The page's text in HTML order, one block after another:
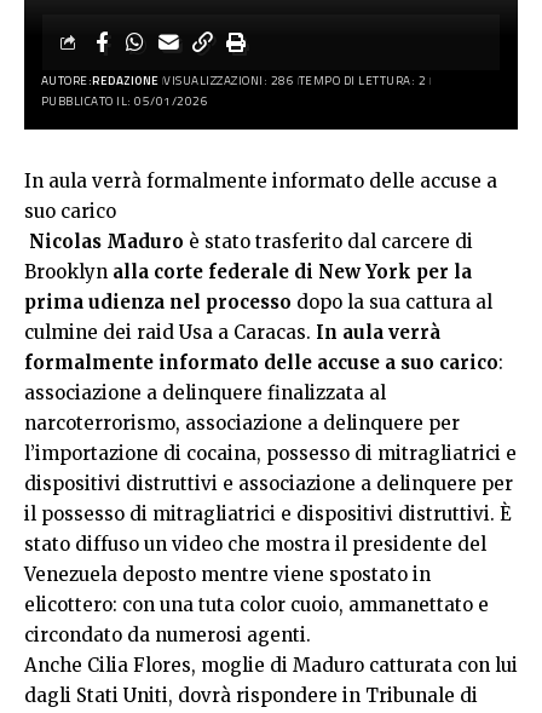
AUTORE:REDAZIONE VISUALIZZAZIONI: 286 TEMPO DI LETTURA: 2
PUBBLICATO IL: 05/01/2026
In aula verrà formalmente informato delle accuse a
suo carico
Nicolas Maduro è stato trasferito dal carcere di
Brooklyn alla corte federale di New York per la
prima udienza nel processo dopo la sua cattura al
culmine dei raid Usa a Caracas. In aula verrà
formalmente informato delle accuse a suo carico:
associazione a delinquere finalizzata al
narcoterrorismo, associazione a delinquere per
l’importazione di cocaina, possesso di mitragliatrici e
dispositivi distruttivi e associazione a delinquere per
il possesso di mitragliatrici e dispositivi distruttivi. È
stato diffuso un video che mostra il presidente del
Venezuela deposto mentre viene spostato in
elicottero: con una tuta color cuoio, ammanettato e
circondato da numerosi agenti.
Anche Cilia Flores, moglie di Maduro catturata con lui
dagli Stati Uniti, dovrà rispondere in Tribunale di